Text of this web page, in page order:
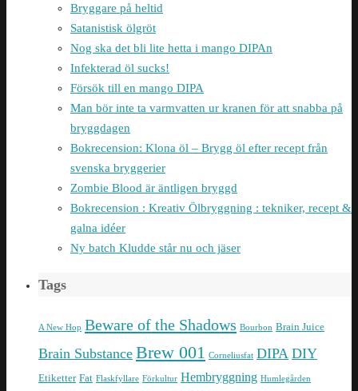
Bryggare på heltid
Satanistisk ölgröt
Nog ska det bli lite hetta i mango DIPAn
Infekterad öl sucks!
Försök till en mango DIPA
Man bör inte ta varmvatten ur kranen för att snabba på
bryggdagen
Bokrecension: Klona öl – Brygg öl efter recept från
svenska bryggerier
Zombie Blood är äntligen bryggd
Bokrecension : Kreativ Ölbryggning : tekniker, recept &
galna idéer
Ny batch Kludde står nu och jäser
Tags
A New Hop Beware of the Shadows Bourbon Brain Juice
Brain Substance Brew 001 Corneliusfat DIPA DIY
Etiketter Fat Flaskfyllare Förkultur Hembryggning Humlegården